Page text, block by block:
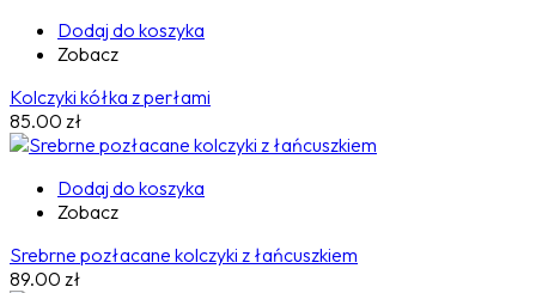
Dodaj do koszyka
Zobacz
Kolczyki kółka z perłami
85.00 zł
Dodaj do koszyka
Zobacz
Srebrne pozłacane kolczyki z łańcuszkiem
89.00 zł